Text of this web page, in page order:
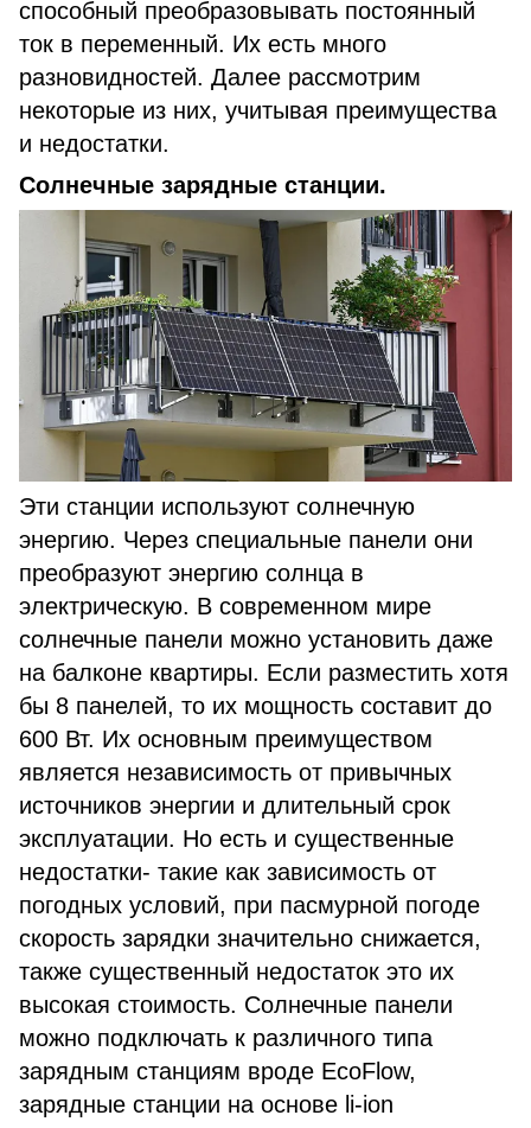
способный преобразовывать постоянный
ток в переменный. Их есть много
разновидностей. Далее рассмотрим
некоторые из них, учитывая преимущества
и недостатки.
Солнечные зарядные станции.
Эти станции используют солнечную
энергию. Через специальные панели они
преобразуют энергию солнца в
электрическую. В современном мире
солнечные панели можно установить даже
на балконе квартиры. Если разместить хотя
бы 8 панелей, то их мощность составит до
600 Вт. Их основным преимуществом
является независимость от привычных
источников энергии и длительный срок
эксплуатации. Но есть и существенные
недостатки- такие как зависимость от
погодных условий, при пасмурной погоде
скорость зарядки значительно снижается,
также существенный недостаток это их
высокая стоимость. Солнечные панели
можно подключать к различного типа
зарядным станциям вроде EcoFlow,
зарядные станции на основе li-ion